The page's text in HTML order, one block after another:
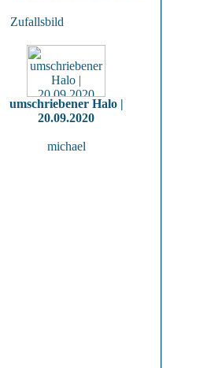
Zufallsbild
umschriebener Halo |
20.09.2020
michael